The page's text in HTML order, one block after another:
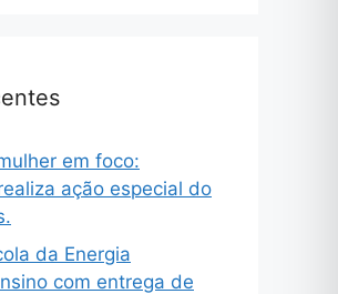
em foco:
ação especial do
da Energia
com entrega de